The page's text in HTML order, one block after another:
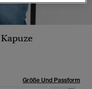
Größe Und Passform